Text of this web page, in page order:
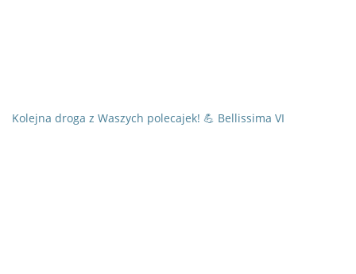
Kolejna droga z Waszych polecajek! 💪 Bellissima VI